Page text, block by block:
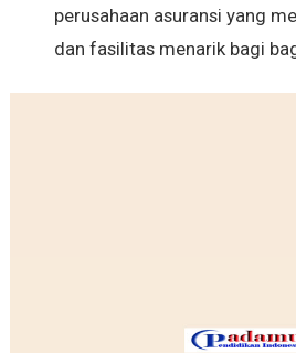
perusahaan asuransi yang
dan fasilitas menarik bagi